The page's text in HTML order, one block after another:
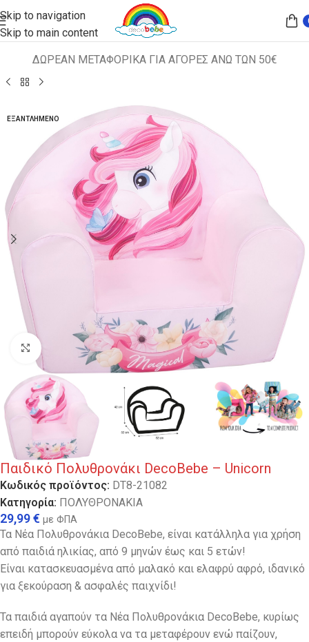
Skip to navigation
Skip to main content
ΔΩΡΕΑΝ ΜΕΤΑΦΟΡΙΚΑ ΓΙΑ ΑΓΟΡΕΣ ΑΝΩ ΤΩΝ 50€
Αρχική σελίδα ΠΑΙΔΙΚΑ ΚΑΘΙΣΜΑΤΑ ΠΟΛΥΘΡΟΝΑΚΙΑ
ΕΞΑΝΤΛΗΜΈΝΟ
Κλικ για μεγέθυνση
Παιδικό Πολυθρονάκι DecoBebe – Unicorn
Κωδικός προϊόντος: DT8-21082
Κατηγορία: ΠΟΛΥΘΡΟΝΑΚΙΑ
29,99€ με ΦΠΑ
Τα Νέα Πολυθρονάκια DecoBebe, είναι κατάλληλα για χρήση
από παιδιά ηλικίας, από 9 μηνών έως και 5 ετών!
Είναι κατασκευασμένα από μαλακό και ελαφρύ αφρό, ιδανικό
για ξεκούραση & ασφαλές παιχνίδι!
Τα παιδιά αγαπούν τα Νέα Πολυθρονάκια DecoBebe, κυρίως
επειδή μπορούν εύκολα να τα μεταφέρουν ενώ παίζουν,